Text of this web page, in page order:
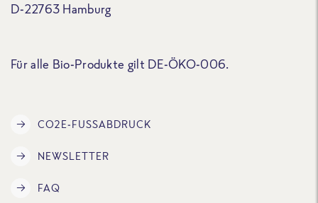
D-22763 Hamburg
Für alle Bio-Produkte gilt DE-ÖKO-006.
CO2E-FUSSABDRUCK
NEWSLETTER
FAQ